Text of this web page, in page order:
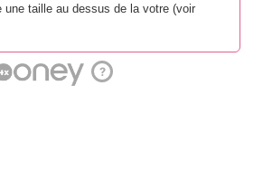
une taille au dessus de la votre (voir
?